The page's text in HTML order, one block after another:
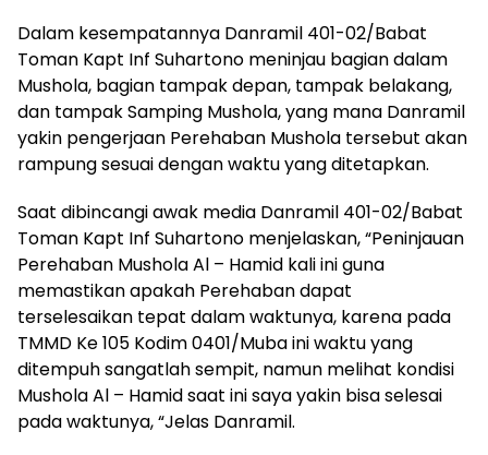
Dalam kesempatannya Danramil 401-02/Babat
Toman Kapt Inf Suhartono meninjau bagian dalam
Mushola, bagian tampak depan, tampak belakang,
dan tampak Samping Mushola, yang mana Danramil
yakin pengerjaan Perehaban Mushola tersebut akan
rampung sesuai dengan waktu yang ditetapkan.
Saat dibincangi awak media Danramil 401-02/Babat
Toman Kapt Inf Suhartono menjelaskan, “Peninjauan
Perehaban Mushola Al – Hamid kali ini guna
memastikan apakah Perehaban dapat
terselesaikan tepat dalam waktunya, karena pada
TMMD Ke 105 Kodim 0401/Muba ini waktu yang
ditempuh sangatlah sempit, namun melihat kondisi
Mushola Al – Hamid saat ini saya yakin bisa selesai
pada waktunya, “Jelas Danramil.